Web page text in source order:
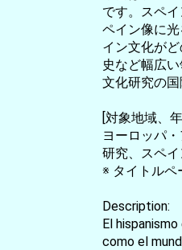
です。スペ
ペイン像に
イン文化が
史など幅広
文化研究の
[対象地域、
ヨーロッパ
研究、スペ
※ タイトルペ
Description:
El
como el